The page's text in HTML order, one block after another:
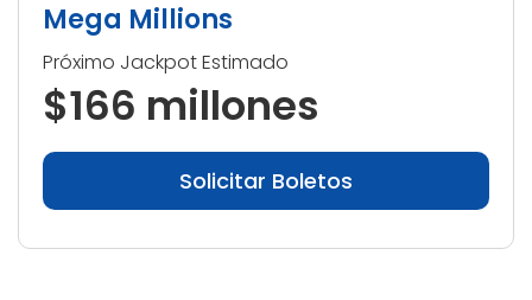
Mega Millions
Próximo Jackpot Estimado
$166 millones
Solicitar Boletos